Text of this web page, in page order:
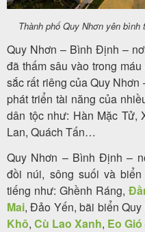
Thành phố Quy Nhơn yên
Quy Nhơn – Bình Định –
đã thấm sâu vào trong
sắc rất riêng của Quy
phát triển tài năng của
dân tộc như: Hàn Mặc Tử,
Lan, Quách Tấn…
Quy Nhơn – Bình Định –
đồi núi, sông suối và
tiếng như: Ghềnh Ráng,
Mai, Đảo Yến, bãi biển Quy
Khô, Cù Lao Xanh, Eo